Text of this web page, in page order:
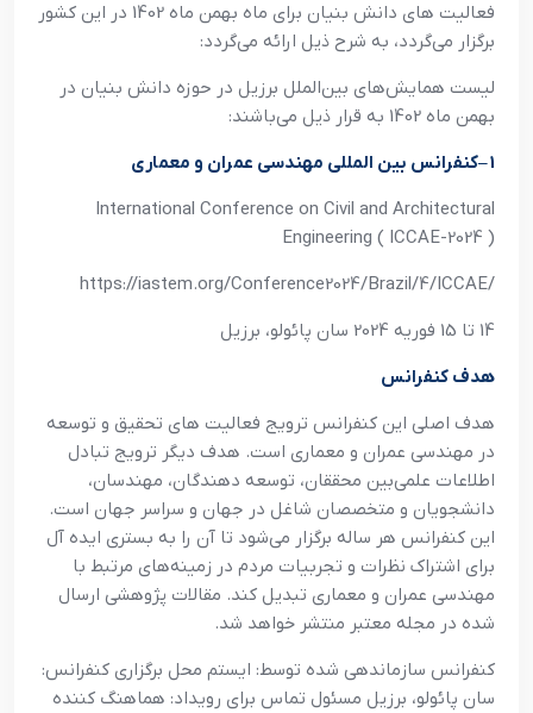
فعاليت هاي دانش بنيان براي ماه بهمن ماه 1402 در اين کشور
برگزار مي‌گردد، به شرح ذيل ارائه مي‌گردد:
ليست همايش‌هاي بين‌الملل برزيل در حوزه دانش بنيان در
بهمن ماه 1402 به قرار ذيل مي‌باشند
:
1
–کنفرانس بين المللي مهندسي عمران و معماري
International Conference on Civil and Architectural
Engineering ( ICCAE-2024 )
https://iastem.org/Conference2024/Brazil/4/ICCAE/
14 تا 15 فوريه 2024 سان پائولو، برزيل
هدف کنفرانس
هدف اصلي اين کنفرانس ترويج فعاليت هاي تحقيق و توسعه
در مهندسي عمران و معماري است. هدف ديگر ترويج تبادل
اطلاعات علمي‌بين محققان، توسعه دهندگان، مهندسان،
دانشجويان و متخصصان شاغل در جهان و سراسر جهان است.
اين کنفرانس هر ساله برگزار مي‌شود تا آن را به بستري ايده آل
براي اشتراک نظرات و تجربيات مردم در زمينه‌هاي مرتبط با
مهندسي عمران و معماري تبديل کند. مقالات پژوهشي ارسال
شده در مجله معتبر منتشر خواهد شد.
کنفرانس سازماندهي شده توسط: ايستم محل برگزاري کنفرانس:
سان پائولو، برزيل مسئول تماس براي رويداد: هماهنگ کننده